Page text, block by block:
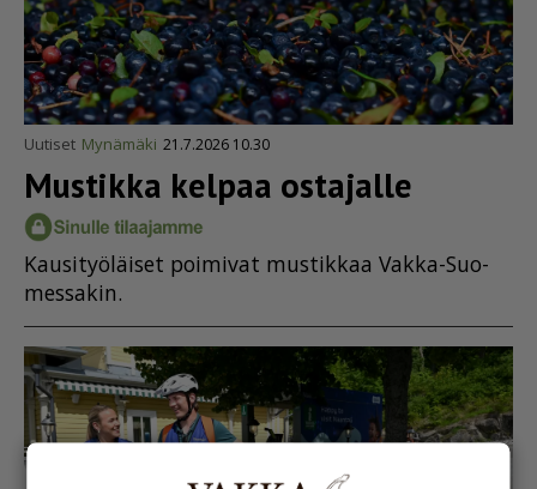
Uutiset Mynämäki 21.7.2026 10.30
Mustikka kelpaa ostajalle
Kau­si­työ­läi­set poi­mi­vat mus­tik­kaa Vak­ka-Suo­
mes­sa­kin.